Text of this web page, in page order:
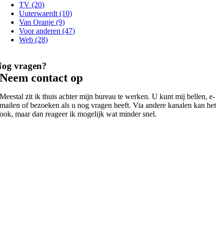
TV (20)
Uuterwaerdt (10)
Van Oranje (9)
Voor anderen (47)
Web (28)
vragen?
Neem contact op
Meestal zit ik thuis achter mijn bureau te werken. U kunt mij bellen, e-
mailen of bezoeken als u nog vragen heeft. Via andere kanalen kan het
ook, maar dan reageer ik mogelijk wat minder snel.